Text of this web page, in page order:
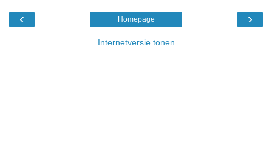
‹ ›
Homepage
Internetversie tonen